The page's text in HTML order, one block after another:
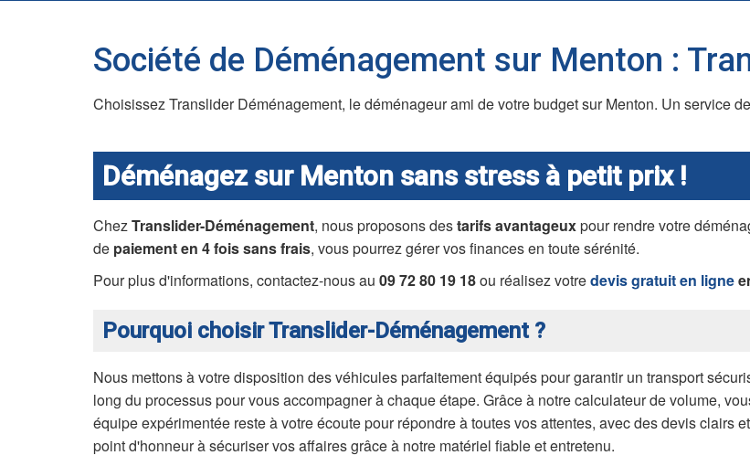
Société de Déménagement sur Menton :
Choisissez Translider Déménagement, le déménageur ami de votre budget sur Menton. Un service
Déménagez sur Menton sans stress à petit prix !
ChezTranslider-Déménagement, nous proposons destarifs avantageuxpour rendre votre
de paiement en 4 fois sans frais, vous pourrez gérer vos finances en toute sérénité.
Pour plus d'informations, contactez-nous au 09 72 80 19 18ou réalisez votredevis gratuit en ligne
Pourquoi choisir Translider-Déménagement ?
Nous mettons à votre disposition des véhicules parfaitement équipés pour garantir un transport
long du processus pour vous accompagner à chaque étape. Grâce à notre calculateur de volume,
équipe expérimentée reste à votre écoute pour répondre à toutes vos attentes, avec des devis clairs
point d'honneur à sécuriser vos affaires grâce à notre matériel fiable et entretenu.